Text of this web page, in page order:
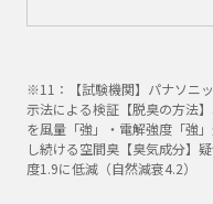
※11：【試験機関】パナソニ
示法による検証【脱臭の方法
を風量「強」・電解強度「強
し続ける空間臭【臭気成分】
度1.9に低減（自然減衰4.2）